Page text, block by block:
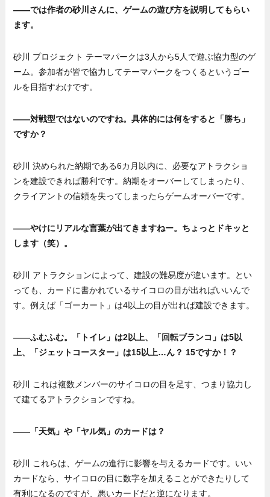
——では作者の砂川さんに、ゲームの遊び方を説明してもらい
ます。
砂川 プロジェクト テーマパークは3人から5人で遊ぶ協力型のゲ
ーム。参加者が皆で協力してテーマパークをつくるというゴー
ルを目指すわけです。
——対戦型ではないのですね。具体的には何をすると「勝ち」
ですか？
砂川 決められた納期である6カ月以内に、必要なアトラクショ
ンを建設できれば勝利です。納期をオーバーしてしまったり、
クライアントの信頼を失ってしまったらゲームオーバーです。
——やけにリアルな言葉が出てきますねー。ちょっとドキッと
します（笑）。
砂川 アトラクションによって、建設の難易度が違います。とい
っても、カードに書かれているサイコロの目が出ればいいんで
す。例えば「ゴーカート」は4以上の目が出れば建設できます。
——ふむふむ。「トイレ」は2以上、「回転ブランコ」は5以
上、「ジェットコースター」は15以上…ん？ 15ですか！？
砂川 これは複数メンバーのサイコロの目を足す、つまり協力し
て建てるアトラクションですね。
——「天気」や「ヤル気」のカードは？
砂川 これらは、ゲームの進行に影響を与えるカードです。いい
カードなら、サイコロの目に数字を加えることができたりして
有利になるのですが、悪いカードだと逆になります。